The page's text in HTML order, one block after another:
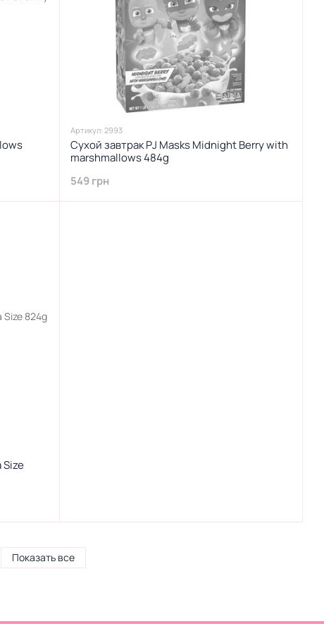
Артикул: 2993
Сухой завтрак PJ Masks Midnight Berry with
marshmallows 484g
549 грн
Size
Показать все